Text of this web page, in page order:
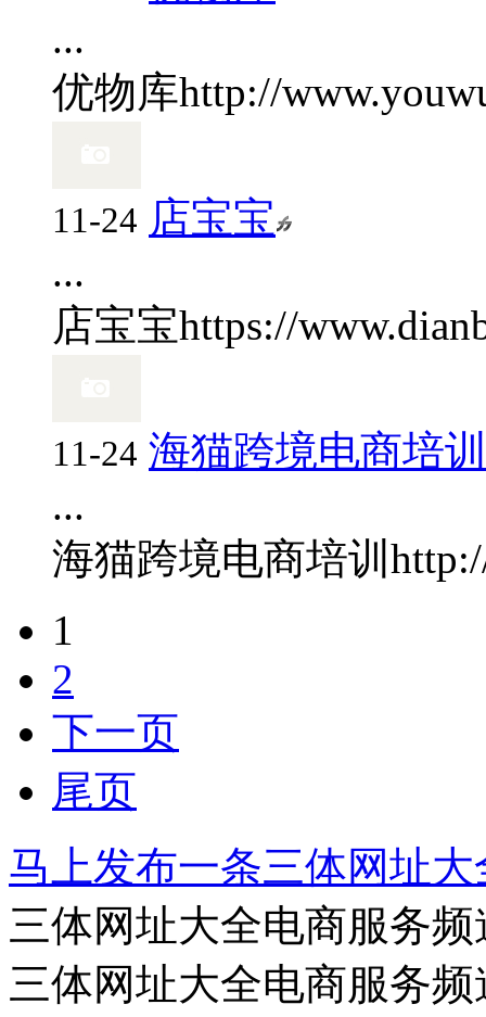
...
优物库http://
11-24 店宝宝
...
店宝宝https://
11-24 海猫跨境电商培训
...
海猫跨境电商培训
1
2
下一页
尾页
马上发布一条三体网址
三体网址大全电商服务频
三体网址大全电商服务